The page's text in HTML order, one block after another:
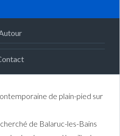
de plain-pied sur
de Balaruc-les-Bains